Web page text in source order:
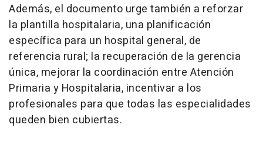
Además, el documento urge también a reforzar
la plantilla hospitalaria, una planificación
específica para un hospital general, de
referencia rural; la recuperación de la gerencia
única, mejorar la coordinación entre Atención
Primaria y Hospitalaria, incentivar a los
profesionales para que todas las especialidades
queden bien cubiertas.